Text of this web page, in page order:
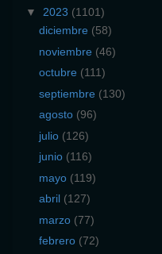
▼ 2023 (1101)
diciembre (58)
noviembre (46)
octubre (111)
septiembre (130)
agosto (96)
julio (126)
junio (116)
mayo (119)
abril (127)
marzo (77)
febrero (72)